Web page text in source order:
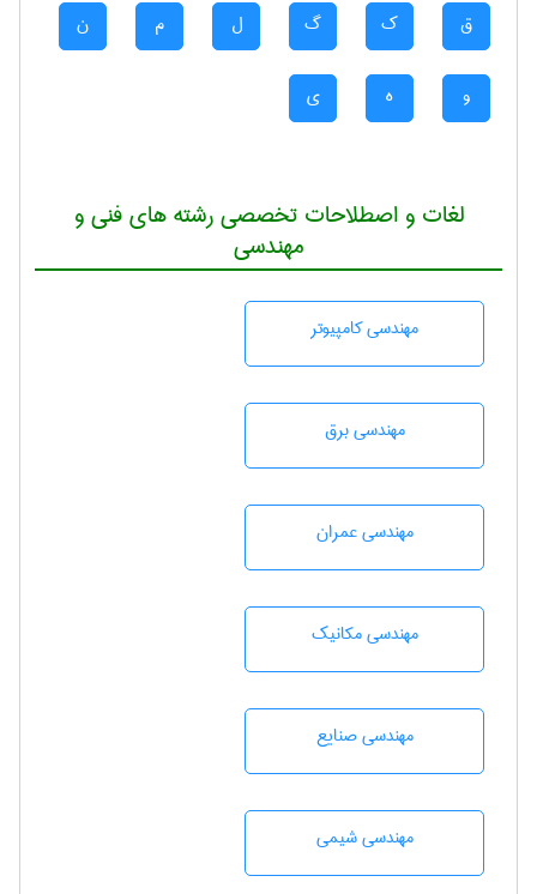
ق ک گ ل م ن
و ه ی
لغات و اصطلاحات تخصصی رشته های فنی و
مهندسی
مهندسی كامپيوتر
مهندسی برق
مهندسی عمران
مهندسی مکانیک
مهندسی صنايع
مهندسي شيمی